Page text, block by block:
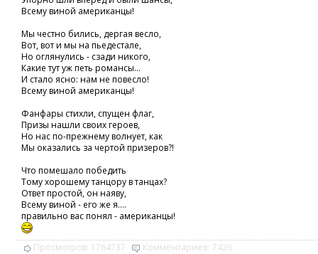
Всему виной американцы!
Мы честно бились, дергая весло,
Вот, вот и мы на пьедестале,
Но оглянулись - сзади никого,
Какие тут уж петь романсы...
И стало ясно: нам не повесло!
Всему виной американцы!
Фанфары стихли, спущен флаг,
Призы нашли своих героев,
Но нас по-прежнему волнует, как
Мы оказались за чертой призеров?!
Что помешало победить
Тому хорошему танцору в танцах?
Ответ простой, он наяву,
Всему виной - его же я....
правильно вас понял - американцы!
Просмотров: 1764737 Комментариев: 7426